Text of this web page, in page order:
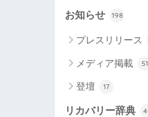
お知らせ 198
プレスリリース
メディア掲載 51
登壇 17
リカバリー辞典